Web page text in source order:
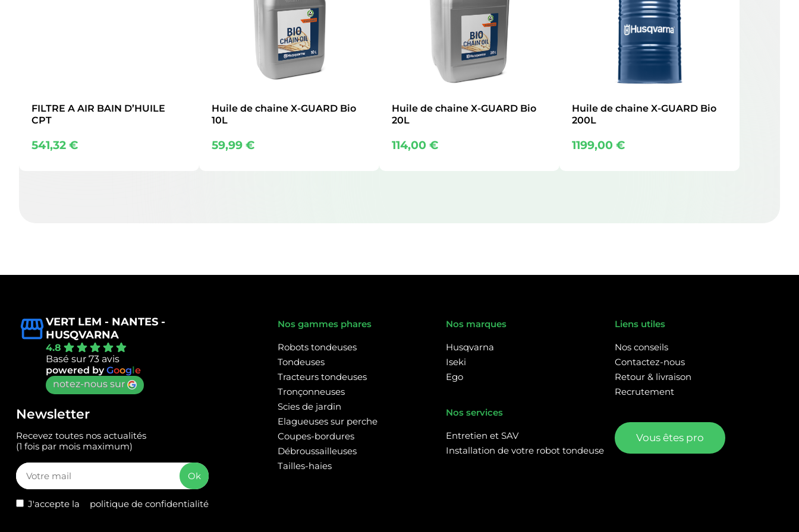
FILTRE A AIR BAIN D’HUILE
CPT
541,32€
Huile de chaine X-GUARD Bio
10L
59,99€
Huile de chaine X-GUARD Bio
20L
114,00€
Huile de chaine X-GUARD Bio
200L
1199,00€
VERT LEM - NANTES -
HUSQVARNA
4.8
Basé sur 73 avis
powered byGoogle
notez-nous sur
Newsletter
Recevez toutes nos actualités
(1 fois par mois maximum)
J'accepte la politique de confidentialité
Nos gammes phares
Robots tondeuses
Tondeuses
Tracteurs tondeuses
Tronçonneuses
Scies de jardin
Elagueuses sur perche
Coupes-bordures
Débroussailleuses
Tailles-haies
Nos marques
Husqvarna
Iseki
Ego
Nos services
Entretien et SAV
Installation de votre robot tondeuse
Liens utiles
Nos conseils
Contactez-nous
Retour & livraison
Recrutement
Vous êtes pro